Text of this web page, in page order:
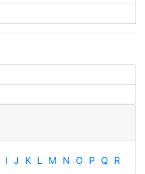
I J K L M N O P Q R